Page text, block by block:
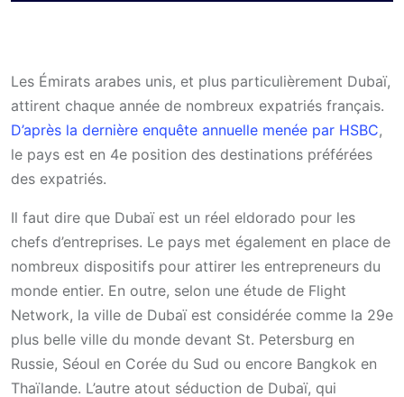
Les Émirats arabes unis, et plus particulièrement Dubaï,
attirent chaque année de nombreux expatriés français.
D’après la dernière enquête annuelle menée par HSBC,
le pays est en 4e position des destinations préférées
des expatriés.
Il faut dire que Dubaï est un réel eldorado pour les
chefs d’entreprises. Le pays met également en place de
nombreux dispositifs pour attirer les entrepreneurs du
monde entier. En outre, selon une étude de Flight
Network, la ville de Dubaï est considérée comme la 29e
plus belle ville du monde devant St. Petersburg en
Russie, Séoul en Corée du Sud ou encore Bangkok en
Thaïlande. L’autre atout séduction de Dubaï, qui